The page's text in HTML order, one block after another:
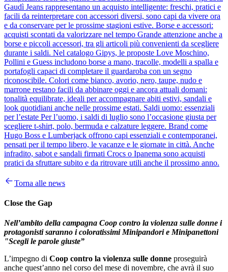
Gaudì Jeans rappresentano un acquisto intelligente: freschi, pratici e
facili da reinterpretare con accessori diversi, sono capi da vivere ora
e da conservare per le prossime stagioni estive. Borse e accessori:
acquisti scontati da valorizzare nel tempo Grande attenzione anche a
borse e piccoli accessori, tra gli articoli più convenienti da scegliere
durante i saldi. Nel catalogo Gipys, le proposte Love Moschino,
Pollini e Guess includono borse a mano, tracolle, modelli a spalla e
portafogli capaci di completare il guardaroba con un segno
riconoscibile. Colori come bianco, avorio, nero, taupe, nudo e
marrone restano facili da abbinare oggi e ancora attuali domani:
tonalità equilibrate, ideali per accompagnare abiti estivi, sandali e
look quotidiani anche nelle prossime estati. Saldi uomo: essenziali
per l’estate Per l’uomo, i saldi di luglio sono l’occasione giusta per
scegliere t-shirt, polo, bermuda e calzature leggere. Brand come
Hugo Boss e Lumberjack offrono capi essenziali e contemporanei,
pensati per il tempo libero, le vacanze e le giornate in città. Anche
infradito, sabot e sandali firmati Crocs o Ipanema sono acquisti
pratici da sfruttare subito e da ritrovare utili anche il prossimo anno.
Torna alle news
Close the Gap
Nell’ambito della campagna Coop contro la violenza sulle donne i
protagonisti saranno i coloratissimi Minipandori e Minipanettoni
"Scegli le parole giuste”
L’impegno di Coop contro la violenza sulle donne proseguirà
anche quest’anno nel corso del mese di novembre, che avrà il suo